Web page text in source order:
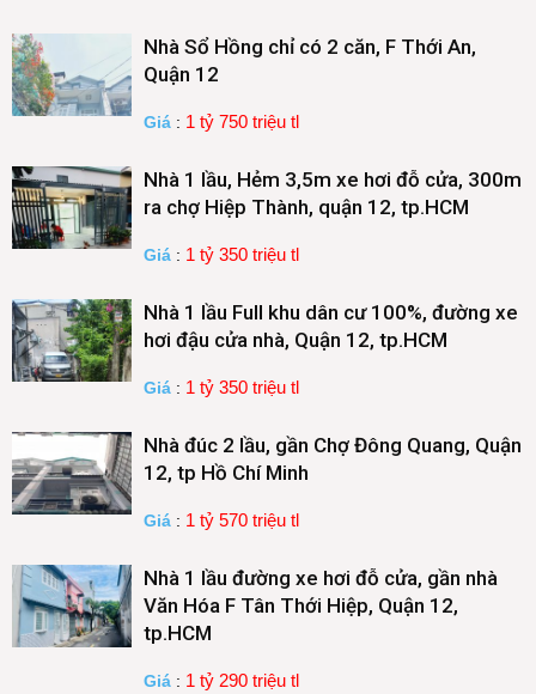
Nhà Sổ Hồng chỉ có 2 căn, F Thới An,
Quận 12
Giá : 1 tỷ 750 triệu tl
Nhà 1 lầu, Hẻm 3,5m xe hơi đỗ cửa, 300m
ra chợ Hiệp Thành, quận 12, tp.HCM
Giá : 1 tỷ 350 triệu tl
Nhà 1 lầu Full khu dân cư 100%, đường xe
hơi đậu cửa nhà, Quận 12, tp.HCM
Giá : 1 tỷ 350 triệu tl
Nhà đúc 2 lầu, gần Chợ Đông Quang, Quận
12, tp Hồ Chí Minh
Giá : 1 tỷ 570 triệu tl
Nhà 1 lầu đường xe hơi đỗ cửa, gần nhà
Văn Hóa F Tân Thới Hiệp, Quận 12,
tp.HCM
Giá : 1 tỷ 290 triệu tl